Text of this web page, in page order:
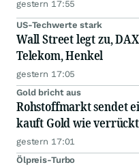
gestern 17:55
US-Techwerte stark
Wall Street legt zu,
Telekom, Henkel
gestern 17:05
Gold bricht aus
Rohstoffmarkt sendet
kauft Gold wie
gestern 17:01
Ölpreis-Turbo